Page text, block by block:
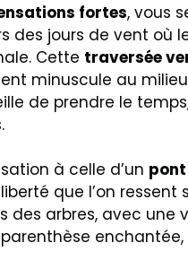
fortes, vous
des jours de vent où
Cette traversée
minuscule au
de prendre le
à celle d’un
que l’on ressent
des arbres, avec une
parenthèse